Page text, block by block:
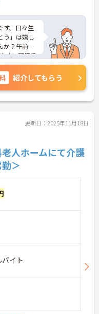
す。日々生
う」は嬉し
か？午前の
すい環境で
ントなどさ
ご相談く
紹介してもらう
更新日：2025年11月18日
老人ホームにて介護
＞
イト